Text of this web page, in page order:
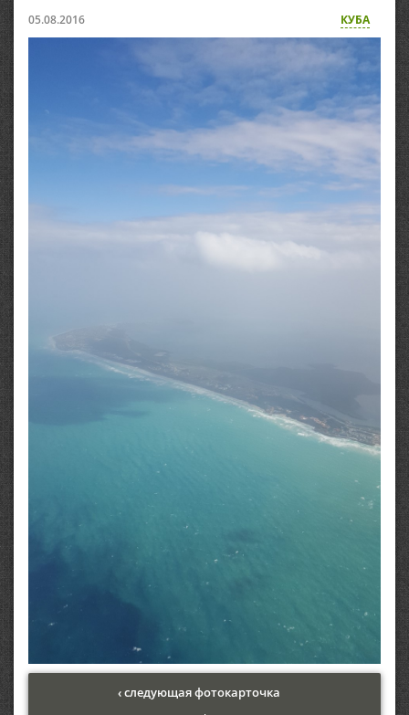
05.08.2016 КУБА
‹ следующая фотокарточка